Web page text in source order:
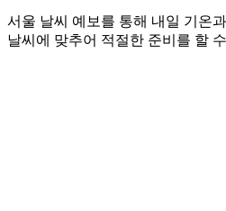
서울 날씨 예보를 통해 내일 기온
날씨에 맞추어 적절한 준비를 할